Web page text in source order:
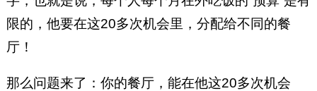
限的，他要在这20多次机会里，分配给不同的餐
厅！
那么问题来了：你的餐厅，能在他这20多次机会